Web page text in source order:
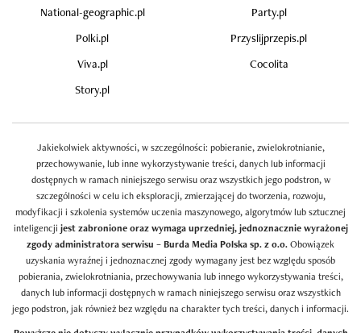
National-geographic.pl
Party.pl
Polki.pl
Przyslijprzepis.pl
Viva.pl
Cocolita
Story.pl
Jakiekolwiek aktywności, w szczególności: pobieranie, zwielokrotnianie,
przechowywanie, lub inne wykorzystywanie treści, danych lub informacji
dostępnych w ramach niniejszego serwisu oraz wszystkich jego podstron, w
szczególności w celu ich eksploracji, zmierzającej do tworzenia, rozwoju,
modyfikacji i szkolenia systemów uczenia maszynowego, algorytmów lub sztucznej
inteligencji jest zabronione oraz wymaga uprzedniej, jednoznacznie wyrażonej
zgody administratora serwisu – Burda Media Polska sp. z o.o.Obowiązek
uzyskania wyraźnej i jednoznacznej zgody wymagany jest bez względu sposób
pobierania, zwielokrotniania, przechowywania lub innego wykorzystywania treści,
danych lub informacji dostępnych w ramach niniejszego serwisu oraz wszystkich
jego podstron, jak również bez względu na charakter tych treści, danych i informacji.